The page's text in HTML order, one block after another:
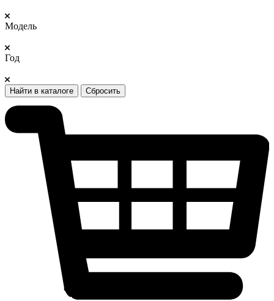
Модель
Год
Найти в каталоге Сбросить